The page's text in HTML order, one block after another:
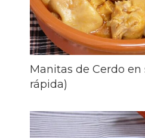
Manitas de Cerdo en
rápida)